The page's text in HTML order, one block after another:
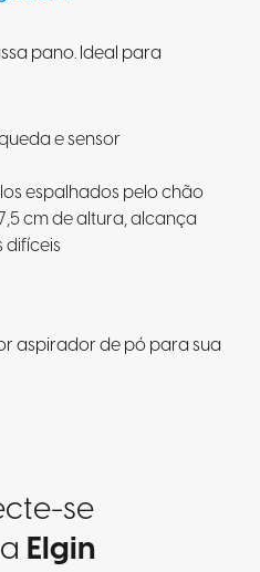
pano. Ideal para
e sensor
espalhados pelo chão
cm de altura, alcança
difíceis
aspirador de pó para sua
se
Elgin